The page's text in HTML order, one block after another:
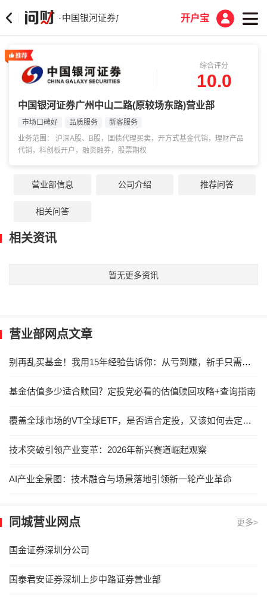
·中国银河证券广州中山二路(原较场东路)营业部
开户宝
综合评分
10.0
中国银河证券广州中山二路(原较场东路)营业部
市场口碑好 品质服务
新客服务
业务范围： 沪深A股、B股，国债代理买卖，开方式基金代销，理财产品
代销，科创板开户，融资融券，股票期权
营业部信息 公司介绍 推荐问答
相关问答
相关资讯
暂无更多资讯
营业部网点文章
别再乱买基金！我用15年经验告诉你：从亏到赚，新手只需要看这两点
基金估值多少适合赎回？定投党必看的估值赎回攻略+查询指南
覆盖全球市场的VT全球ETF，是否适合定投，又该如何去定投？
技术突破引领产业变革：2026年新兴赛道崛起观察
AI产业全景图：技术融合与场景落地引领新一轮产业革命
同城营业网点 更多>
国金证券深圳分公司
国泰君安证券深圳上步中路证券营业部